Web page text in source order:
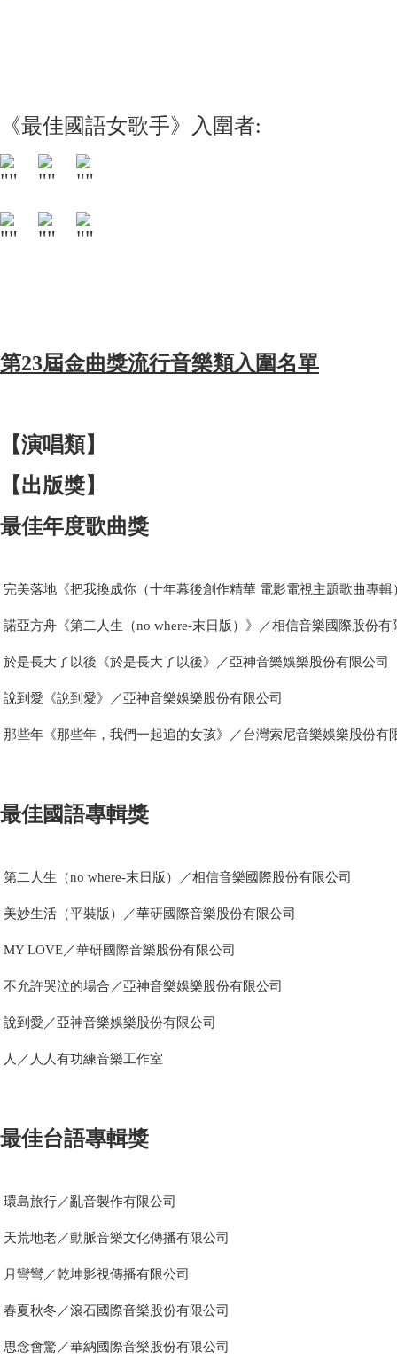
《最佳國語女歌手》入圍者:
第23屆金曲獎流行音樂類入圍名單
【演唱類】
【出版獎】
最佳年度歌曲獎
完美落地《把我換成你（十年幕後創作精華 電影電視主題歌曲專
諾亞方舟《第二人生（no where-末日版）》／相信音樂國際股份有
於是長大了以後《於是長大了以後》／亞神音樂娛樂股份有限公司
說到愛《說到愛》／亞神音樂娛樂股份有限公司
那些年《那些年，我們一起追的女孩》／台灣索尼音樂娛樂股份有
最佳國語專輯獎
第二人生（no where-末日版）／相信音樂國際股份有限公司
美妙生活（平裝版）／華研國際音樂股份有限公司
MY LOVE／華研國際音樂股份有限公司
不允許哭泣的場合／亞神音樂娛樂股份有限公司
說到愛／亞神音樂娛樂股份有限公司
人／人人有功練音樂工作室
最佳台語專輯獎
環島旅行／亂音製作有限公司
天荒地老／動脈音樂文化傳播有限公司
月彎彎／乾坤影視傳播有限公司
春夏秋冬／滾石國際音樂股份有限公司
思念會驚／華納國際音樂股份有限公司